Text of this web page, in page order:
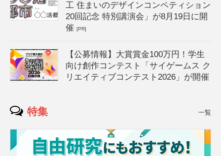
工 住まいのデザインコンペティション
20回記念 特別講演会」が8月19日に開
催[PR]
【公募情報】大賞賞金100万円！学生
向け創作コンテスト「サイゲームス ク
リエイティブコンテスト2026」が開催
特集 一覧